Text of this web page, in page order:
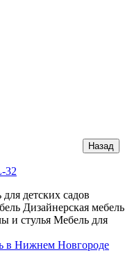
32
детских садов
Дизайнерская мебель
и стулья Мебель для
в Нижнем Новгороде